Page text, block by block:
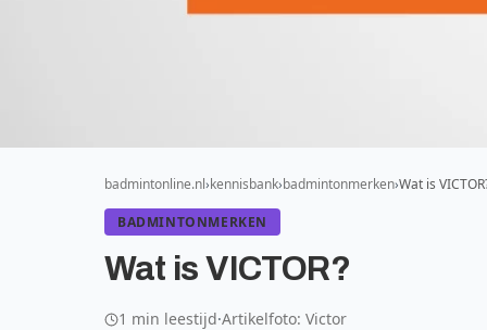
badmintonline.nl kennisbank badmintonmerken Wat is
BADMINTONMERKEN
Wat is VICTOR?
1 min leestijd·Artikelfoto: Victor